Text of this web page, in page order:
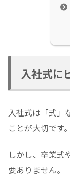
入社式に
入社式は「式」
ことが大切です。
しかし、卒業式
要ありません。